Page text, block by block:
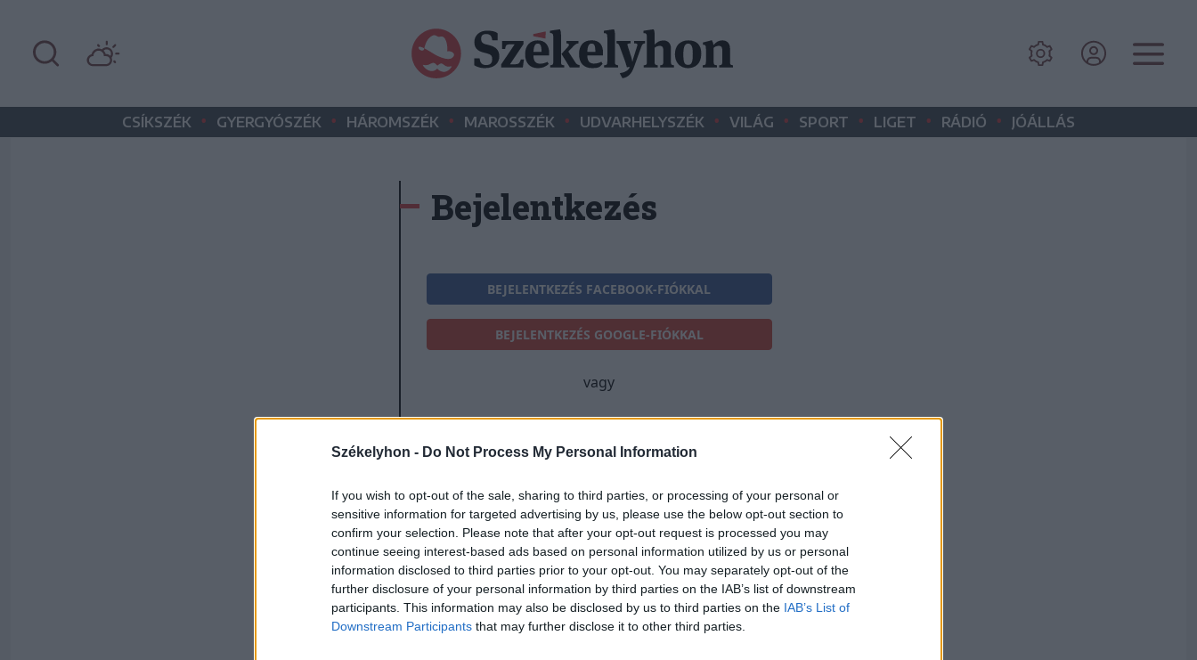
Székelyhon - Do Not Process My Personal Information
If you wish to opt-out of the sale, sharing to third parties, or processing of your personal or
sensitive information for targeted advertising by us, please use the below opt-out section to
confirm your selection. Please note that after your opt-out request is processed you may
continue seeing interest-based ads based on personal information utilized by us or personal
information disclosed to third parties prior to your opt-out. You may separately opt-out of the
further disclosure of your personal information by third parties on the IAB’s list of downstream
participants. This information may also be disclosed by us to third parties on the IAB’s List of
Downstream Participants that may further disclose it to other third parties.
CSÍKSZÉK • GYERGYÓSZÉK • HÁROMSZÉK • MAROSSZÉK • UDVARHELYSZÉK • VILÁG • SPORT • LIGET • RÁDIÓ • JÓÁLLÁS
Bejelentkezés
BEJELENTKEZÉS FACEBOOK-FIÓKKAL
BEJELENTKEZÉS GOOGLE-FIÓKKAL
vagy
E-mail-cím
Jelszó
Elfelejtette a jelszavát?
BEJELENTKEZÉS